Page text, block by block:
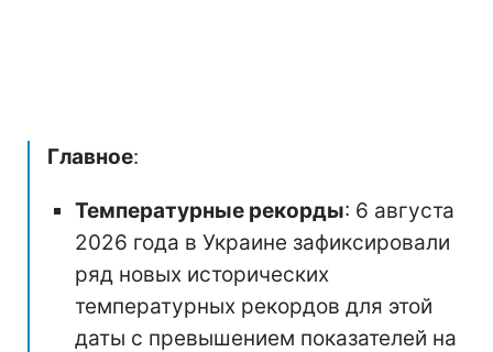
Главное:
Температурные рекорды: 6 августа
2026 года в Украине зафиксировали
ряд новых исторических
температурных рекордов для этой
даты с превышением показателей на